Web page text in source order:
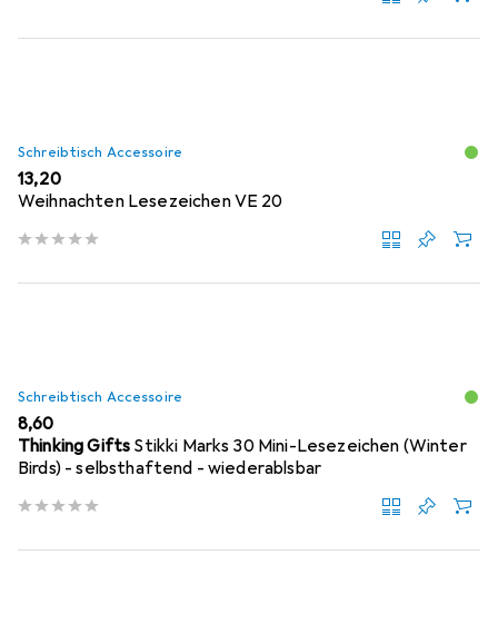
Schreibtisch Accessoire
EUR
13,20
Weihnachten Lesezeichen VE 20
Schreibtisch Accessoire
EUR
8,60
Thinking Gifts Stikki Marks 30 Mini-Lesezeichen (Winter
Birds) - selbsthaftend - wiederablsbar